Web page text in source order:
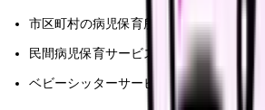
市区町村の病児保育所
民間病児保育サービス（フローレンス等）
ベビーシッターサービス